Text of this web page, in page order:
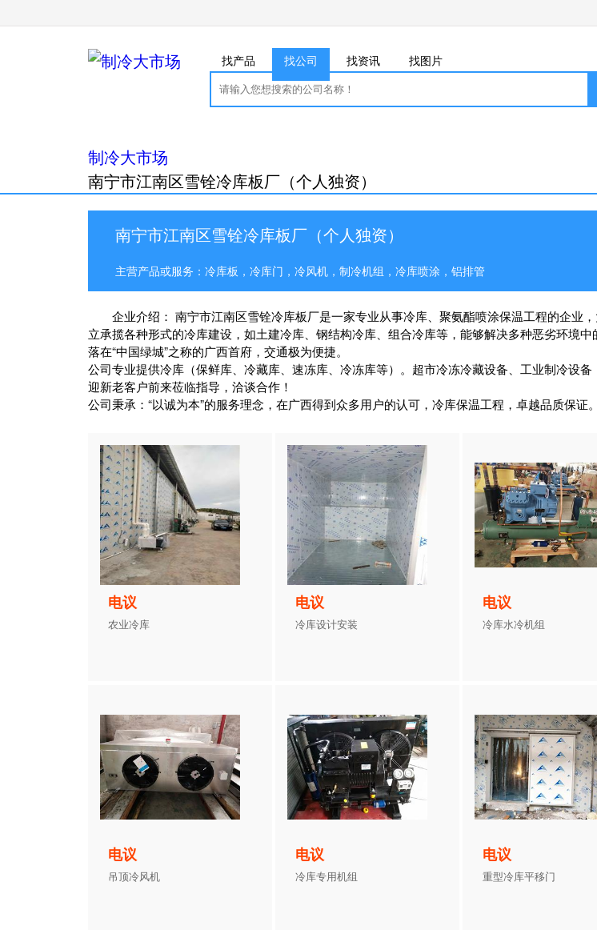
找产品 找公司 找资讯
找图片
制冷大市场
南宁市江南区雪铨冷库板厂（个人独资）
南宁市江南区雪铨冷库板厂（个人独资）
主营产品或服务：冷库板，冷库门，冷风机，制冷机组，冷库喷涂，铝排管
企业介绍： 南宁市江南区雪铨冷库板厂是一家专业从事冷库、聚氨酯喷涂保温工程的企业
立承揽各种形式的冷库建设，如土建冷库、钢结构冷库、组合冷库等，能够解决多种恶劣环境
落在“中国绿城”之称的广西首府，交通极为便捷。
公司专业提供冷库（保鲜库、冷藏库、速冻库、冷冻库等）。超市冷冻冷藏设备、工业制冷设
迎新老客户前来莅临指导，洽谈合作！
公司秉承：“以诚为本”的服务理念，在广西得到众多用户的认可，冷库保温工程，卓越品质保证。
电议
农业冷库
电议
冷库设计安装
电议
冷库水冷机组
电议
吊顶冷风机
电议
冷库专用机组
电议
重型冷库平移门